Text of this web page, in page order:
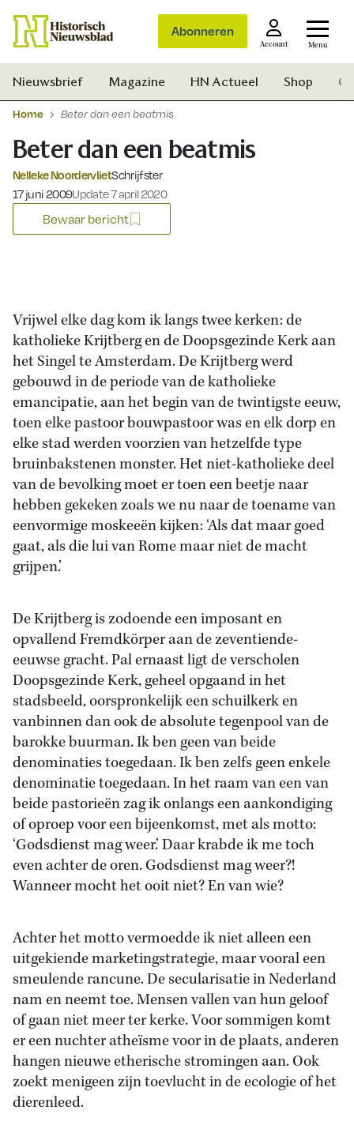
Abonneren
Account Menu
Zoek
Nieuwsbrief Magazine HN Actueel Shop
Home Beter dan een beatmis
Beter dan een beatmis
Nelleke NoordervlietSchrijfster
Gepubliceerd op:
17 juni 2009Update 7 april 2020
Bewaar bericht
Vrijwel elke dag kom ik langs twee kerken: de
katholieke Krijtberg en de Doopsgezinde Kerk aan
het Singel te Amsterdam. De Krijtberg werd
gebouwd in de periode van de katholieke
emancipatie, aan het begin van de twintigste eeuw,
toen elke pastoor bouwpastoor was en elk dorp en
elke stad werden voorzien van hetzelfde type
bruinbakstenen monster. Het niet-katholieke deel
van de bevolking moet er toen een beetje naar
hebben gekeken zoals we nu naar de toename van
eenvormige moskeeën kijken: ‘Als dat maar goed
gaat, als die lui van Rome maar niet de macht
grijpen.’
De Krijtberg is zodoende een imposant en
opvallend Fremdkörper aan de zeventiende-
eeuwse gracht. Pal ernaast ligt de verscholen
Doopsgezinde Kerk, geheel opgaand in het
stadsbeeld, oorspronkelijk een schuilkerk en
vanbinnen dan ook de absolute tegenpool van de
barokke buurman. Ik ben geen van beide
denominaties toegedaan. Ik ben zelfs geen enkele
denominatie toegedaan. In het raam van een van
beide pastorieën zag ik onlangs een aankondiging
of oproep voor een bijeenkomst, met als motto:
‘Godsdienst mag weer.’ Daar krabde ik me toch
even achter de oren. Godsdienst mag weer?!
Wanneer mocht het ooit niet? En van wie?
Achter het motto vermoedde ik niet alleen een
uitgekiende marketingstrategie, maar vooral een
smeulende rancune. De secularisatie in Nederland
nam en neemt toe. Mensen vallen van hun geloof
of gaan niet meer ter kerke. Voor sommigen komt
er een nuchter atheïsme voor in de plaats, anderen
hangen nieuwe etherische stromingen aan. Ook
zoekt menigeen zijn toevlucht in de ecologie of het
dierenleed.